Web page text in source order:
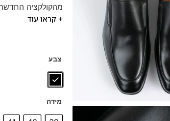
מהקולקציה
נעלי אלגנט מעור
+ קראו עוד
צבע
מידה